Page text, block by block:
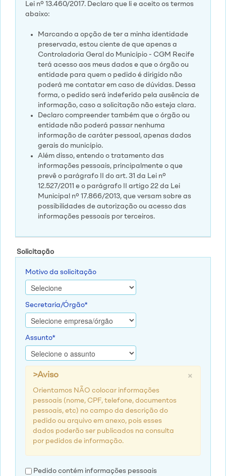
Lei nº 13.460/2017. Declaro que li e aceito os termos
abaixo:
Marcando a opção de ter a minha identidade
preservada, estou ciente de que apenas a
Controladoria Geral do Município - CGM Recife
terá acesso aos meus dados e que o órgão ou
entidade para quem o pedido é dirigido não
poderá me contatar em caso de dúvidas. Dessa
forma, o pedido será indeferido pela ausência de
informação, caso a solicitação não esteja clara.
Declaro compreender também que o órgão ou
entidade não poderá passar nenhuma
informação de caráter pessoal, apenas dados
gerais do município.
Além disso, entendo o tratamento das
informações pessoais, principalmente o que
prevê o parágrafo II do art. 31 da Lei nº
12.527/2011 e o parágrafo II artigo 22 da Lei
Municipal nº 17.866/2013, que versam sobre as
possibilidades de autorização ou acesso das
informações pessoais por terceiros.
Solicitação
Motivo da solicitação
Secretaria/Órgão*
Assunto*
×
>Aviso
Orientamos NÃO colocar informações
pessoais (nome, CPF, telefone, documentos
pessoais, etc) no campo da descrição do
pedido ou arquivo em anexo, pois esses
dados poderão ser publicados na consulta
por pedidos de informação.
Pedido contém informações pessoais